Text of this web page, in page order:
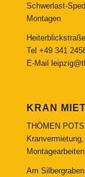
Schwerlast-
Montagen
Tel +49 341
E-Mail
KRAN
THÖMEN
Montagearbeiten
Am